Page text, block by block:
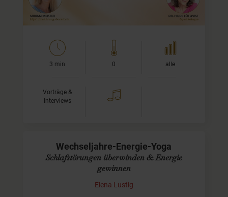
3 min 0 alle
Vorträge &
Interviews
Wechseljahre-Energie-Yoga
Schlafstörungen überwinden & Energie
gewinnen
Elena Lustig